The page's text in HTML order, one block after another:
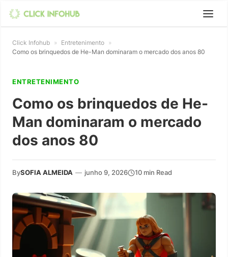
Click Infohub » Entretenimento »
Como os brinquedos de He-Man dominaram o mercado dos anos 80
ENTRETENIMENTO
Como os brinquedos de He-
Man dominaram o mercado
dos anos 80
BySOFIA ALMEIDA — junho 9, 2026 10 min Read